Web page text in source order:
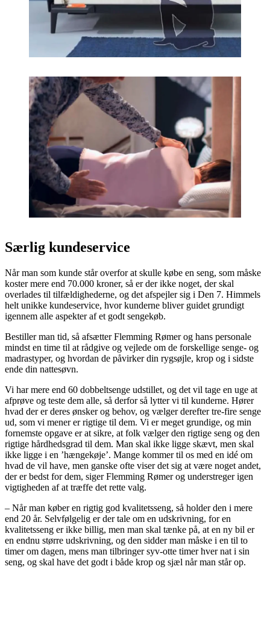
Særlig kundeservice
Når man som kunde står overfor at skulle købe en seng, som måske
koster mere end 70.000 kroner, så er der ikke noget, der skal
overlades til tilfældighederne, og det afspejler sig i Den 7. Himmels
helt unikke kundeservice, hvor kunderne bliver guidet grundigt
igennem alle aspekter af et godt sengekøb.
Bestiller man tid, så afsætter Flemming Rømer og hans personale
mindst en time til at rådgive og vejlede om de forskellige senge- og
madrastyper, og hvordan de påvirker din rygsøjle, krop og i sidste
ende din nattesøvn.
Vi har mere end 60 dobbeltsenge udstillet, og det vil tage en uge at
afprøve og teste dem alle, så derfor så lytter vi til kunderne. Hører
hvad der er deres ønsker og behov, og vælger derefter tre-fire senge
ud, som vi mener er rigtige til dem. Vi er meget grundige, og min
fornemste opgave er at sikre, at folk vælger den rigtige seng og den
rigtige hårdhedsgrad til dem. Man skal ikke ligge skævt, men skal
ikke ligge i en ’hængekøje’. Mange kommer til os med en idé om
hvad de vil have, men ganske ofte viser det sig at være noget andet,
der er bedst for dem, siger Flemming Rømer og understreger igen
vigtigheden af at træffe det rette valg.
– Når man køber en rigtig god kvalitetsseng, så holder den i mere
end 20 år. Selvfølgelig er der tale om en udskrivning, for en
kvalitetsseng er ikke billig, men man skal tænke på, at en ny bil er
en endnu større udskrivning, og den sidder man måske i en til to
timer om dagen, mens man tilbringer syv-otte timer hver nat i sin
seng, og skal have det godt i både krop og sjæl når man står op.